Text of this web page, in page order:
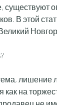
существуют
В этой
лишение
как на
не